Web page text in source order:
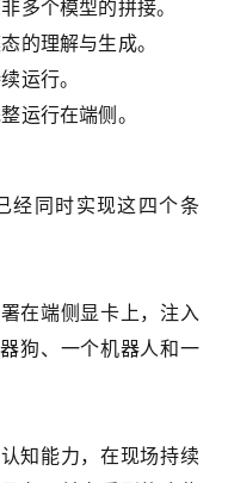
多个模型的拼接。
的理解与生成。
运行。
运行在端侧。
经同时实现这四个条
在端侧显卡上，注入
狗、一个机器人和一
知能力，在现场持续